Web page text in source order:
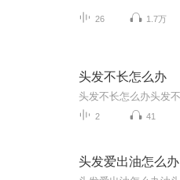
26 1.7万
头发不长怎么办
2 41
头发爱出油怎么办